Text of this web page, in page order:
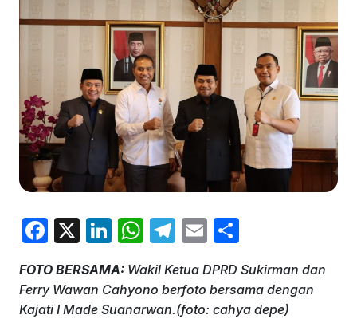
F
c
e
X
Li
k
e
W
at
s
T
e
gr
E
ai
l
ar
e
FOTO BERSAMA: Wakil Ketua DPRD Sukirman dan
Ferry Wawan Cahyono berfoto bersama dengan
Kajati I Made Suanarwan.(foto: cahya depe)